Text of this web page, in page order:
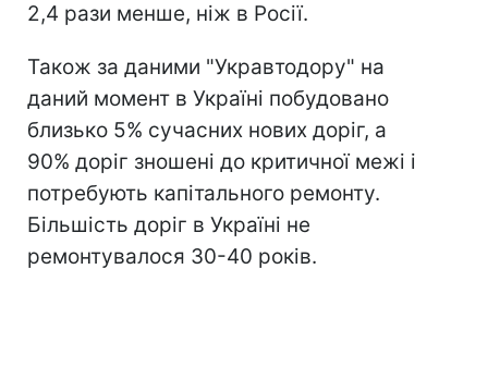
2,4 рази менше, ніж в Росії.
Також за даними "Укравтодору" на
даний момент в Україні побудовано
близько 5% сучасних нових доріг, а
90% доріг зношені до критичної межі і
потребують капітального ремонту.
Більшість доріг в Україні не
ремонтувалося 30-40 років.